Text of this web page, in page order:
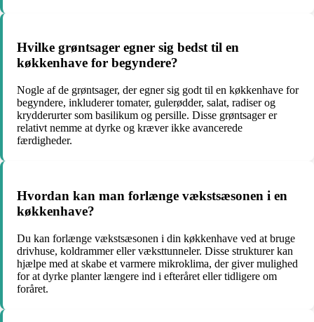
Hvilke grøntsager egner sig bedst til en
køkkenhave for begyndere?
Nogle af de grøntsager, der egner sig godt til en køkkenhave for
begyndere, inkluderer tomater, gulerødder, salat, radiser og
krydderurter som basilikum og persille. Disse grøntsager er
relativt nemme at dyrke og kræver ikke avancerede
færdigheder.
Hvordan kan man forlænge vækstsæsonen i en
køkkenhave?
Du kan forlænge vækstsæsonen i din køkkenhave ved at bruge
drivhuse, koldrammer eller væksttunneler. Disse strukturer kan
hjælpe med at skabe et varmere mikroklima, der giver mulighed
for at dyrke planter længere ind i efteråret eller tidligere om
foråret.